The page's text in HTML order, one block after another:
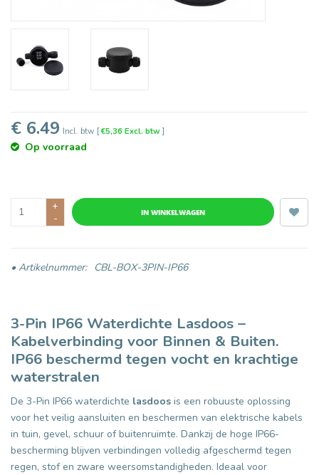
€ 6.49 Incl. btw [€5,36 Excl. btw]
Op voorraad
+
-
IN WINKELWAGEN
• Artikelnummer: CBL-BOX-3PIN-IP66
3-Pin IP66 Waterdichte Lasdoos –
Kabelverbinding voor Binnen & Buiten.
IP66 beschermd tegen vocht en krachtige
waterstralen
De 3-Pin IP66 waterdichte lasdoos is een robuuste oplossing
voor het veilig aansluiten en beschermen van elektrische kabels
in tuin, gevel, schuur of buitenruimte. Dankzij de hoge IP66-
bescherming blijven verbindingen volledig afgeschermd tegen
regen, stof en zware weersomstandigheden. Ideaal voor